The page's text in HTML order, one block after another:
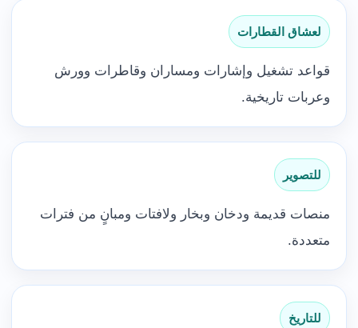
لعشاق القطارات
قواعد تشغيل وإشارات ومساران وقاطرات وورش
وعربات تاريخية.
للتصوير
منصات قديمة ودخان وبخار ولافتات ومبانٍ من فترات
متعددة.
للتاريخ